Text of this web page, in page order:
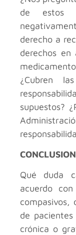
de estos
derecho a
derechos
¿Cubren
supuestos?
CONCLUSION
Qué duda
acuerdo
compasivos,
de
crónica o